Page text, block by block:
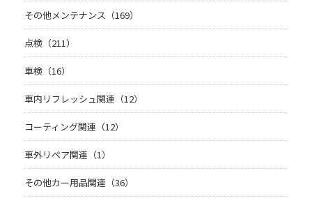
その他メンテナンス（169）
点検（211）
車検（16）
車内リフレッシュ関連（12）
コーティング関連（12）
車外リペア関連（1）
その他カー用品関連（36）